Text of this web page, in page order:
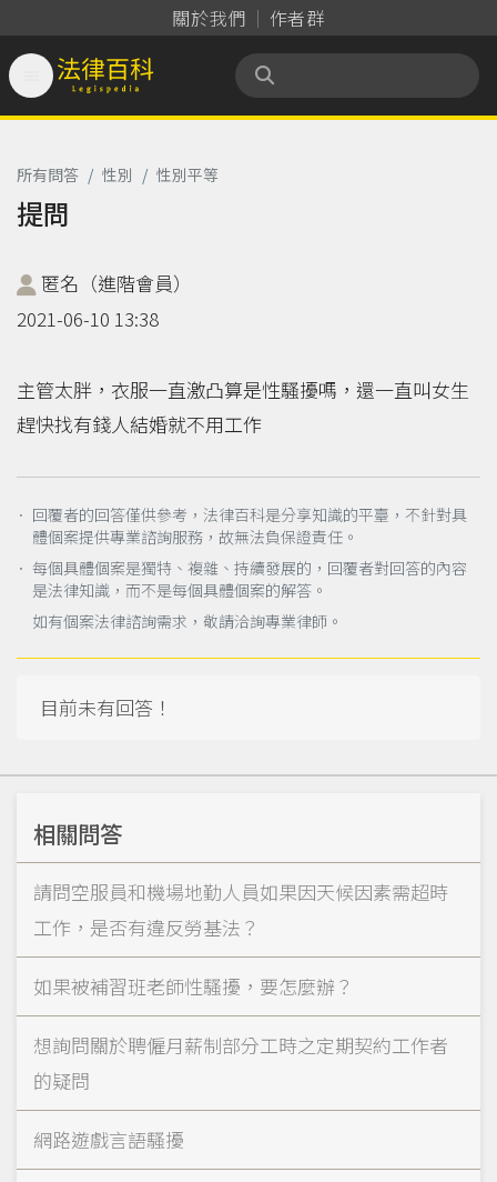
關於我們 作者群
法律百科 Legispedia
所有問答 / 性別 / 性別平等
提問
匿名（進階會員）
2021-06-10 13:38
主管太胖，衣服一直激凸算是性騷擾嗎，還一直叫女生
趕快找有錢人結婚就不用工作
． 回覆者的回答僅供參考，法律百科是分享知識的平臺，不針對具
體個案提供專業諮詢服務，故無法負保證責任。
． 每個具體個案是獨特、複雜、持續發展的，回覆者對回答的內容
是法律知識，而不是每個具體個案的解答。
如有個案法律諮詢需求，敬請洽詢專業律師。
目前未有回答！
相關問答
請問空服員和機場地勤人員如果因天候因素需超時
工作，是否有違反勞基法？
如果被補習班老師性騷擾，要怎麼辦？
想詢問關於聘僱月薪制部分工時之定期契約工作者
的疑問
網路遊戲言語騷擾